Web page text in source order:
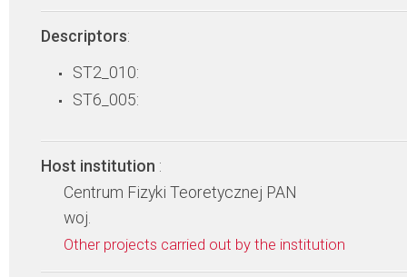
Descriptors:
ST2_010:
ST6_005:
Host institution :
Centrum Fizyki Teoretycznej PAN
woj.
Other projects carried out by the institution